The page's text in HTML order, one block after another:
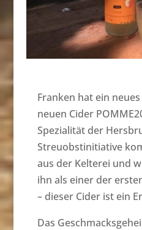
Franken hat ein
neuen Cider
Spezialität der
Streuobstinitiative
aus der Kelterei und
ihn als einer der
– dieser Cider ist ein
Das